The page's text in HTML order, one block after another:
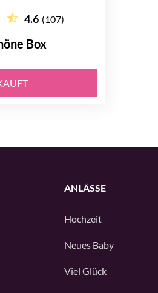
4.6 (107)
Box
ANLÄSSE
Hochzeit
Neues Baby
Viel Glück